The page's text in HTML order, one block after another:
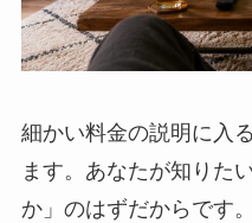
細かい料金の説明に入
ます。あなたが知りた
か」のはずだからです